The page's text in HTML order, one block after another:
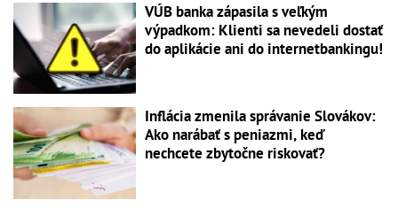
VÚB banka zápasila s veľkým
výpadkom: Klienti sa nevedeli dostať
do aplikácie ani do internetbankingu!
Inflácia zmenila správanie Slovákov:
Ako narábať s peniazmi, keď
nechcete zbytočne riskovať?